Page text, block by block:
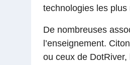
technologies les
De nombreuses
l’enseignement.
ou ceux de